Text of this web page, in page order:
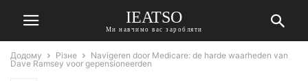
IEATSO
Ми навчимо вас заробляти
Додому Різне
Navigeren door Medicare: de harde waarheden van
Dave Ramsey voor gepensioneerden